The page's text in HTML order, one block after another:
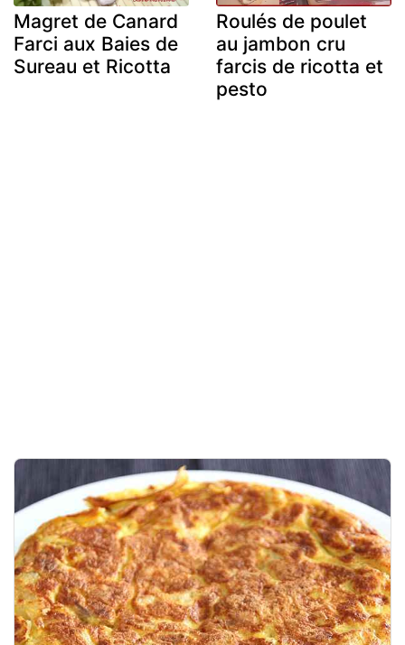
Magret de Canard
Farci aux Baies de
Sureau et Ricotta
Roulés de poulet
au jambon cru
farcis de ricotta et
pesto